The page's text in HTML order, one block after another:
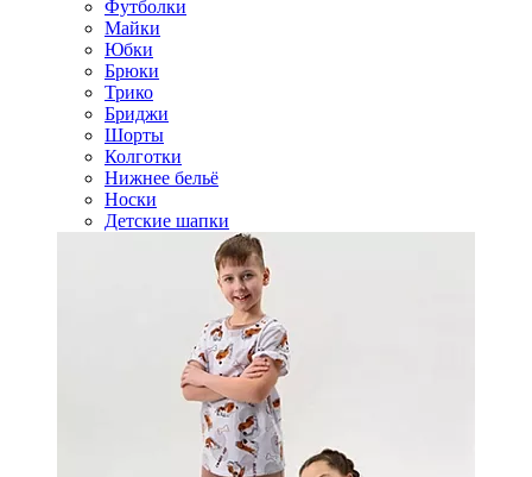
Футболки
Майки
Юбки
Брюки
Трико
Бриджи
Шорты
Колготки
Нижнее бельё
Носки
Детские шапки